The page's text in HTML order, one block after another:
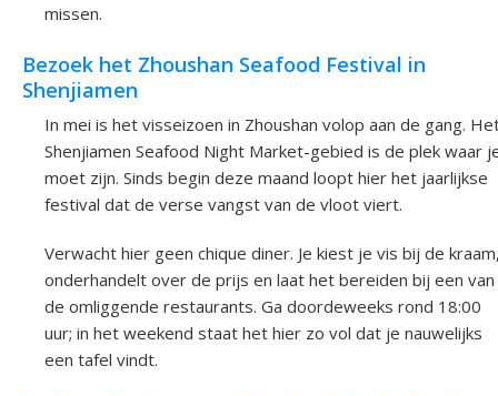
missen.
Bezoek het Zhoushan Seafood Festival in
Shenjiamen
In mei is het visseizoen in Zhoushan volop aan de gang.
Shenjiamen Seafood Night Market-gebied is de plek waar
moet zijn. Sinds begin deze maand loopt hier het jaarlijkse
festival dat de verse vangst van de vloot viert.
Verwacht hier geen chique diner. Je kiest je vis bij de
onderhandelt over de prijs en laat het bereiden bij een van
de omliggende restaurants. Ga doordeweeks rond 18:00
uur; in het weekend staat het hier zo vol dat je nauwelijks
een tafel vindt.